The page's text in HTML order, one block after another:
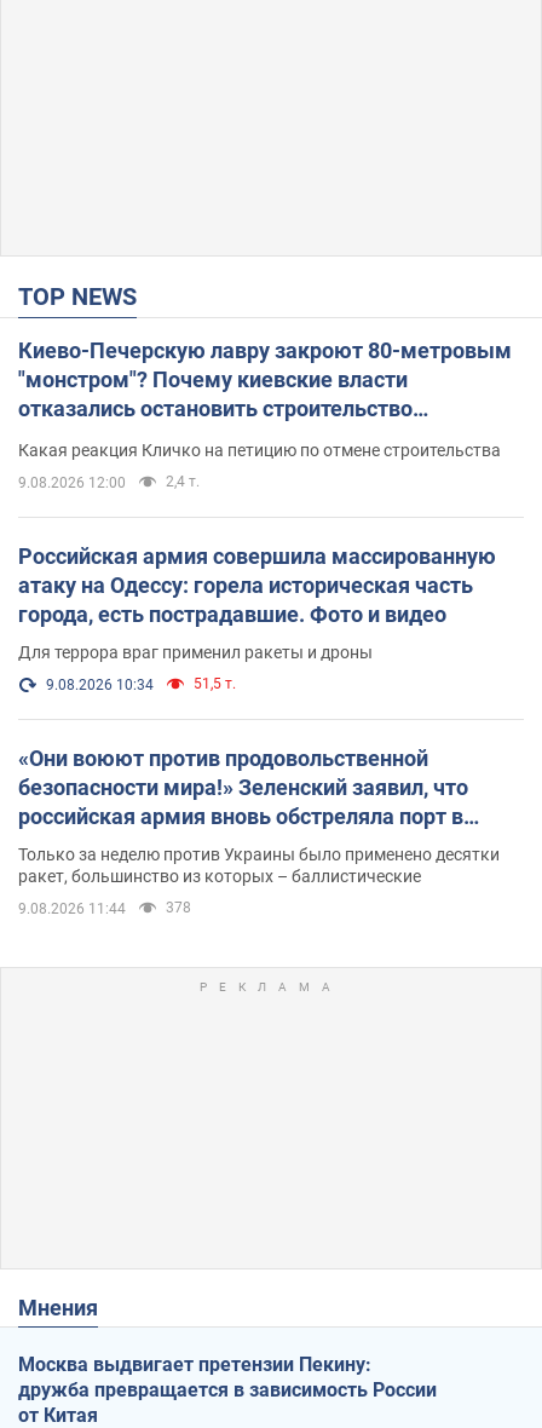
TOP NEWS
Киево-Печерскую лавру закроют 80-метровым
"монстром"? Почему киевские власти
отказались остановить строительство
Какая реакция Кличко на петицию по отмене строительства
9.08.2026 12:00 2,4 т.
Российская армия совершила массированную
атаку на Одессу: горела историческая часть
города, есть пострадавшие. Фото и видео
Для террора враг применил ракеты и дроны
9.08.2026 10:34 51,5 т.
«Они воюют против продовольственной
безопасности мира!» Зеленский заявил, что
российская армия вновь обстреляла порт в
Одессе
Только за неделю против Украины было применено десятки
ракет, большинство из которых – баллистические
9.08.2026 11:44 378
Мнения
Москва выдвигает претензии Пекину:
дружба превращается в зависимость России
от Китая